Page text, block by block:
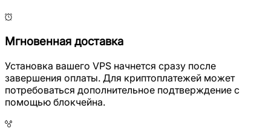
Мгновенная доставка
Установка вашего VPS начнется сразу после
завершения оплаты. Для криптоплатежей может
потребоваться дополнительное подтверждение с
помощью блокчейна.